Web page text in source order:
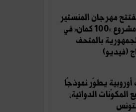
مهرجان المنستير
الدولي ويقود مشروع «100 كمان» في
بالمتحف
(فيديو)
يطوّر نموذجًا
المكوّنات الدوائية،